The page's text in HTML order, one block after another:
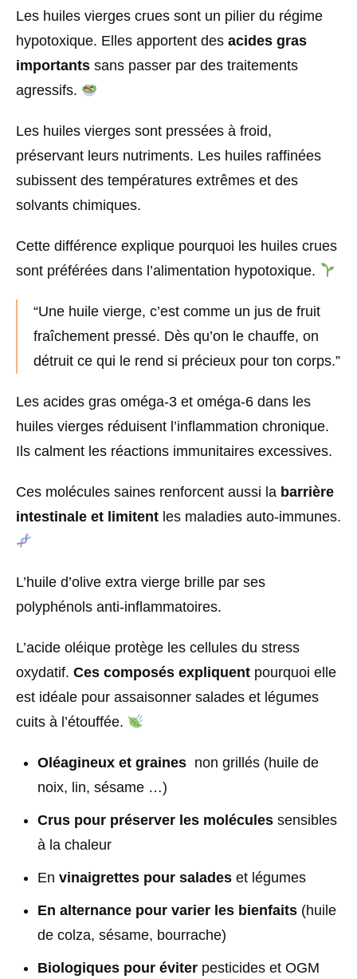
Les huiles vierges crues sont un pilier du régime
hypotoxique. Elles apportent des acides gras
importants sans passer par des traitements
agressifs.
Les huiles vierges sont pressées à froid,
préservant leurs nutriments. Les huiles raffinées
subissent des températures extrêmes et des
solvants chimiques.
Cette différence explique pourquoi les huiles crues
sont préférées dans l’alimentation hypotoxique.
“Une huile vierge, c’est comme un jus de fruit
fraîchement pressé. Dès qu’on le chauffe, on
détruit ce qui le rend si précieux pour ton corps.”
Les acides gras oméga-3 et oméga-6 dans les
huiles vierges réduisent l’inflammation chronique.
Ils calment les réactions immunitaires excessives.
Ces molécules saines renforcent aussi la barrière
intestinale et limitent les maladies auto-immunes.
L’huile d’olive extra vierge brille par ses
polyphénols anti-inflammatoires.
L’acide oléique protège les cellules du stress
oxydatif. Ces composés expliquent pourquoi elle
est idéale pour assaisonner salades et légumes
cuits à l’étouffée.
Oléagineux et graines non grillés (huile de
noix, lin, sésame …)
Crus pour préserver les molécules sensibles
à la chaleur
En vinaigrettes pour salades et légumes
En alternance pour varier les bienfaits (huile
de colza, sésame, bourrache)
Biologiques pour éviter pesticides et OGM